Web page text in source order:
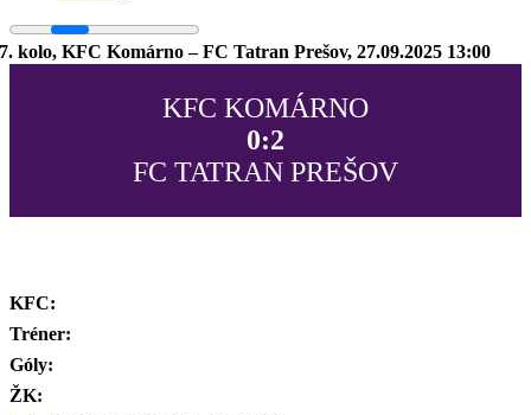
7. kolo, KFC Komárno – FC Tatran Prešov, 27.09.2025 13:00
KFC KOMÁRNO
0:2
FC TATRAN PREŠOV
KFC:
Tréner:
Góly:
ŽK: